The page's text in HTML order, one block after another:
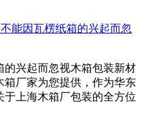
能因瓦楞纸箱的兴起而忽
的兴起而忽视木箱包装新材
厂家为您提供，作为华东
上海木箱厂包装的全方位